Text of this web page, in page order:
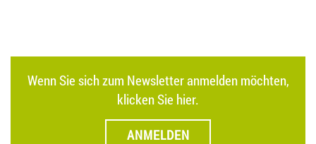
Wenn Sie sich zum Newsletter anmelden möchten,
klicken Sie hier.
ANMELDEN